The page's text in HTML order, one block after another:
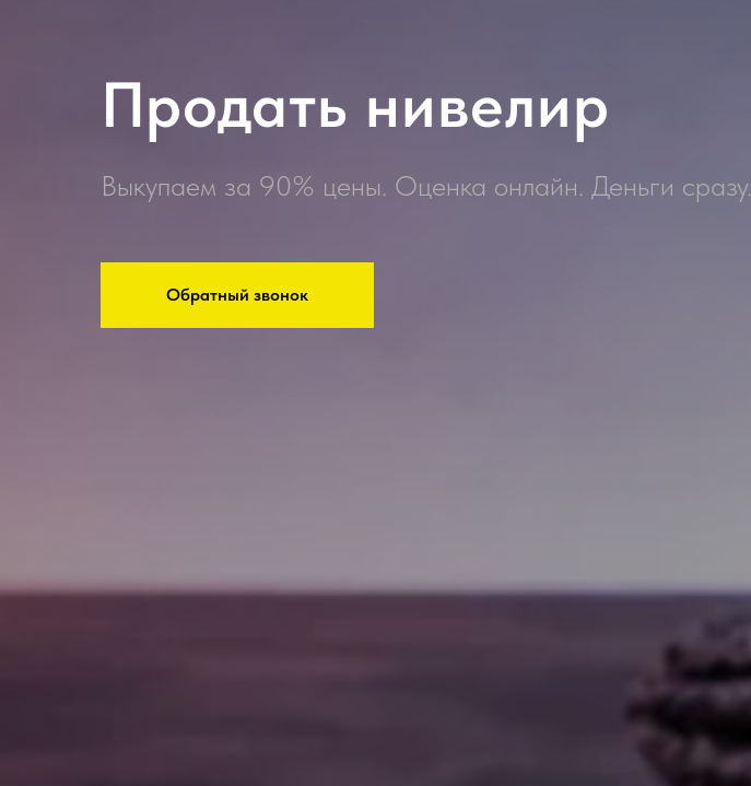
Продать нивелир
Выкупаем за 90% цены. Оценка онлайн. Деньги сразу.
Обратный звонок